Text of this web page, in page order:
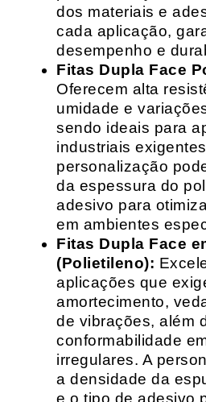
dos materiais e
cada aplicação,
desempenho e
Fitas Dupla Face
Oferecem alta
umidade e
sendo ideais para
industriais
personalização
da espessura do
adesivo para
em ambientes
Fitas Dupla Face
(Polietileno):
aplicações que
amortecimento,
de vibrações, além
conformabilidade
irregulares. A
a densidade da
e o tipo de adesivo